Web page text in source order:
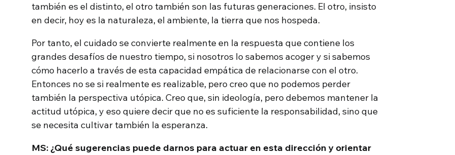
también es el distinto, el otro también son las futuras generaciones. El otro, insisto
en decir, hoy es la naturaleza, el ambiente, la tierra que nos hospeda.
Por tanto, el cuidado se convierte realmente en la respuesta que contiene los
grandes desafíos de nuestro tiempo, si nosotros lo sabemos acoger y si sabemos
cómo hacerlo a través de esta capacidad empática de relacionarse con el otro.
Entonces no se si realmente es realizable, pero creo que no podemos perder
también la perspectiva utópica. Creo que, sin ideología, pero debemos mantener la
actitud utópica, y eso quiere decir que no es suficiente la responsabilidad, sino que
se necesita cultivar también la esperanza.
MS: ¿Qué sugerencias puede darnos para actuar en esta dirección y orientar